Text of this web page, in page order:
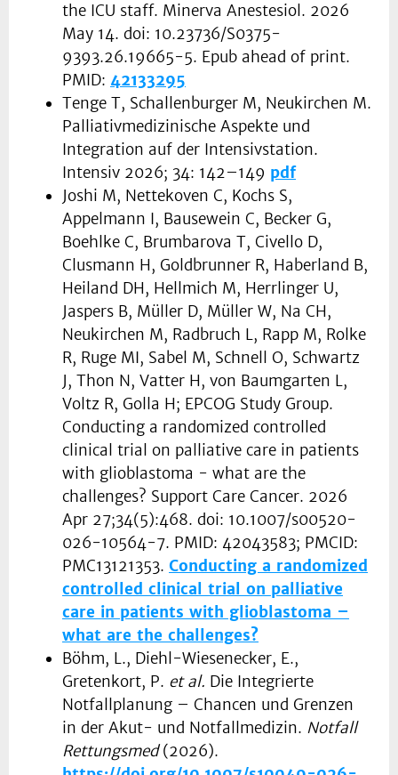
the ICU staff. Minerva Anestesiol. 2026
May 14. doi: 10.23736/S0375-
9393.26.19665-5. Epub ahead of print.
PMID: 42133295
Tenge T, Schallenburger M, Neukirchen M.
Palliativmedizinische Aspekte und
Integration auf der Intensivstation.
Intensiv 2026; 34: 142–149 pdf
Joshi M, Nettekoven C, Kochs S,
Appelmann I, Bausewein C, Becker G,
Boehlke C, Brumbarova T, Civello D,
Clusmann H, Goldbrunner R, Haberland B,
Heiland DH, Hellmich M, Herrlinger U,
Jaspers B, Müller D, Müller W, Na CH,
Neukirchen M, Radbruch L, Rapp M, Rolke
R, Ruge MI, Sabel M, Schnell O, Schwartz
J, Thon N, Vatter H, von Baumgarten L,
Voltz R, Golla H; EPCOG Study Group.
Conducting a randomized controlled
clinical trial on palliative care in patients
with glioblastoma - what are the
challenges? Support Care Cancer. 2026
Apr 27;34(5):468. doi: 10.1007/s00520-
026-10564-7. PMID: 42043583; PMCID:
PMC13121353. Conducting a randomized
controlled clinical trial on palliative
care in patients with glioblastoma –
what are the challenges?
Böhm, L., Diehl-Wiesenecker, E.,
Gretenkort, P. et al. Die Integrierte
Notfallplanung – Chancen und Grenzen
in der Akut- und Notfallmedizin. Notfall
Rettungsmed(2026).